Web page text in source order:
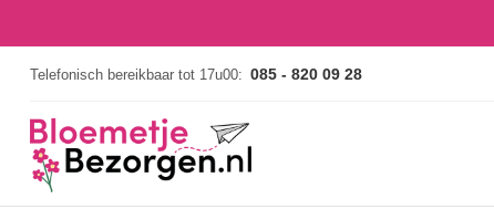
Telefonisch bereikbaar tot 17u00: 085 - 820 09 28